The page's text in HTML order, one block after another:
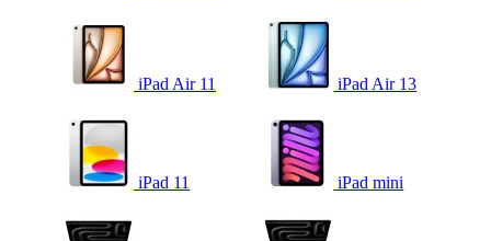
iPad Air 11 iPad Air 13
iPad 11 iPad mini